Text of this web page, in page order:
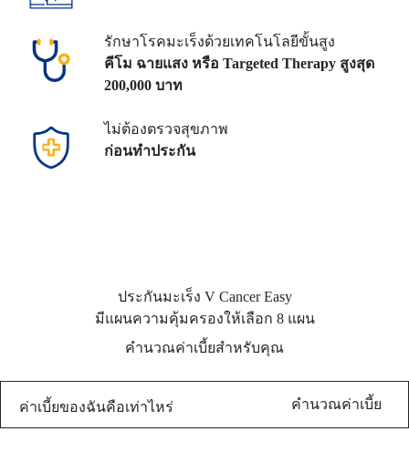
รักษาโรคมะเร็งด้วยเทคโนโลยีขั้นสูง
คีโม ฉายแสง หรือ Targeted Therapy สูงสุด
200,000 บาท
ไม่ต้องตรวจสุขภาพ
ก่อนทำประกัน
ประกันมะเร็ง V Cancer Easy
มีแผนความคุ้มครองให้เลือก 8 แผน
คำนวณค่าเบี้ยสำหรับคุณ
ค่าเบี้ยของฉันคือเท่าไหร่ คำนวณค่าเบี้ย